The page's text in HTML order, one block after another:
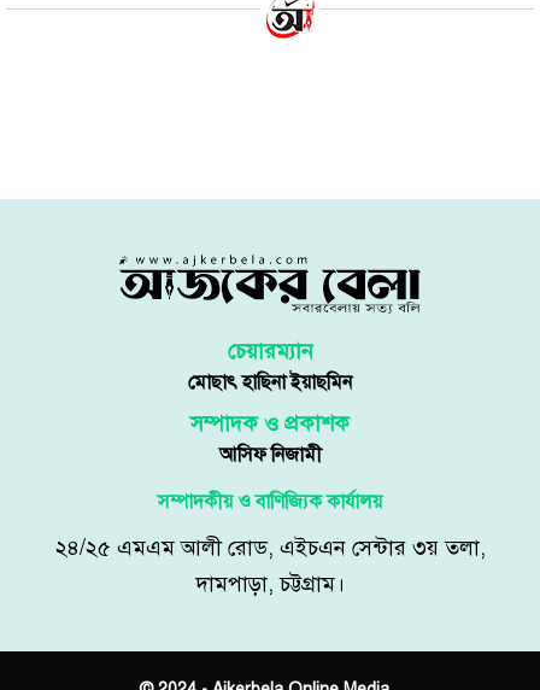
চেয়ারম্যান
মোছাৎ হাছিনা ইয়াছমিন
সম্পাদক ও প্রকাশক
আসিফ নিজামী
সম্পাদকীয় ও বাণিজ্যিক কার্যালয়
২৪/২৫ এমএম আলী রোড, এইচএন সেন্টার ৩য় তলা,
দামপাড়া, চট্টগ্রাম।